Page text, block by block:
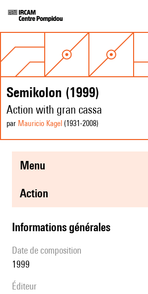
Semikolon (1999)
Action with gran cassa
par Mauricio Kagel (1931-2008)
menu
action
informations générales
date de composition
1999
éditeur